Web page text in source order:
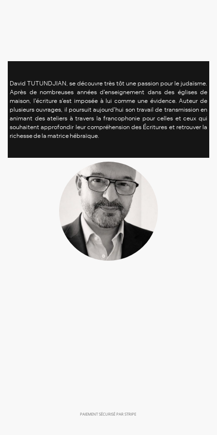
David TUTUNDJIAN, se découvre très tôt une passion pour le judaïsme.
Après de nombreuses années d’enseignement dans des églises de
maison, l’écriture s’est imposée à lui comme une évidence. Auteur de
plusieurs ouvrages, il poursuit aujourd’hui son travail de transmission en
animant des ateliers à travers la francophonie pour celles et ceux qui
souhaitent approfondir leur compréhension des Écritures et retrouver la
richesse de la matrice hébraïque.
PAIEMENT SÉCURISÉ PAR STRIPE